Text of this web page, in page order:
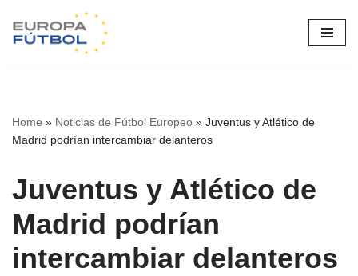
Saltar
Home » Noticias de Fútbol Europeo » Juventus y Atlético de
Madrid podrían intercambiar delanteros
Juventus y Atlético de
Madrid podrían
intercambiar delanteros